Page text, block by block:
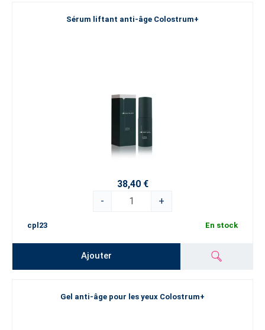
Sérum liftant anti-âge Colostrum+
38,40 €
-
+
cpl23 En stock
Ajouter
Gel anti-âge pour les yeux Colostrum+